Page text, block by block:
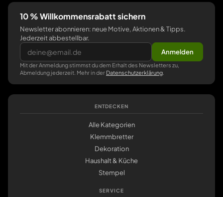
10 % Willkommensrabatt sichern
Newsletter abonnieren: neue Motive, Aktionen & Tipps.
Jederzeit abbestellbar.
Anmelden
Mit der Anmeldung stimmst du dem Erhalt des Newsletters zu,
Abmeldung jederzeit. Mehr in der Datenschutzerklärung
ENTDECKEN
Alle Kategorien
Klemmbretter
Dekoration
Haushalt & Küche
Stempel
SERVICE